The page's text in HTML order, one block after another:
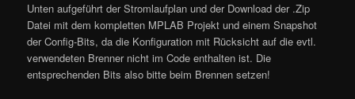
Unten aufgeführt der Stromlaufplan und der Download der .Zip
Datei mit dem kompletten MPLAB Projekt und einem Snapshot
der Config-Bits, da die Konfiguration mit Rücksicht auf die evtl.
verwendeten Brenner nicht im Code enthalten ist. Die
entsprechenden Bits also bitte beim Brennen setzen!